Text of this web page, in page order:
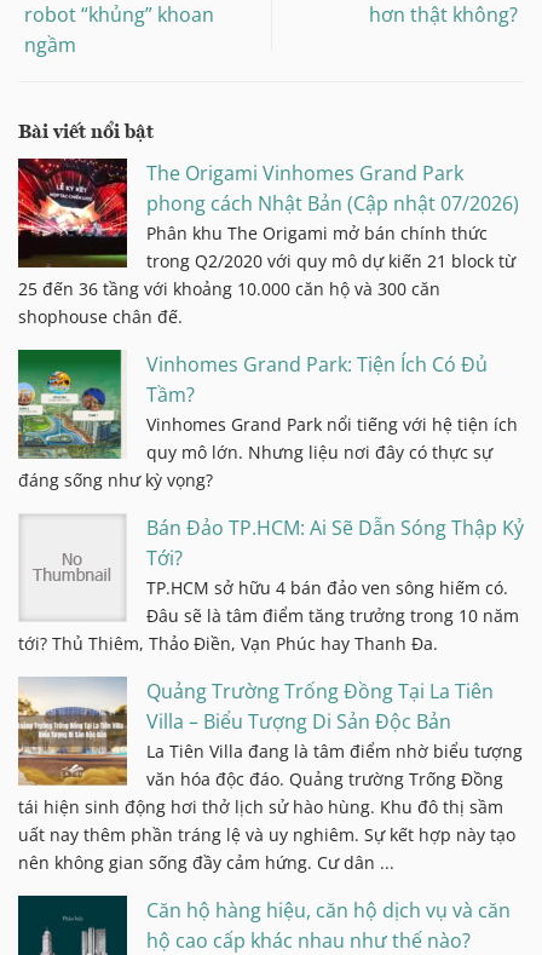
robot “khủng” khoan
ngầm
hơn thật không?
Bài viết nổi bật
The Origami Vinhomes Grand Park
phong cách Nhật Bản (Cập nhật 07/2026)
Phân khu The Origami mở bán chính thức
trong Q2/2020 với quy mô dự kiến 21 block từ
25 đến 36 tầng với khoảng 10.000 căn hộ và 300 căn
shophouse chân đế.
Vinhomes Grand Park: Tiện Ích Có Đủ
Tầm?
Vinhomes Grand Park nổi tiếng với hệ tiện ích
quy mô lớn. Nhưng liệu nơi đây có thực sự
đáng sống như kỳ vọng?
Bán Đảo TP.HCM: Ai Sẽ Dẫn Sóng Thập Kỷ
Tới?
TP.HCM sở hữu 4 bán đảo ven sông hiếm có.
Đâu sẽ là tâm điểm tăng trưởng trong 10 năm
tới? Thủ Thiêm, Thảo Điền, Vạn Phúc hay Thanh Đa.
Quảng Trường Trống Đồng Tại La Tiên
Villa – Biểu Tượng Di Sản Độc Bản
La Tiên Villa đang là tâm điểm nhờ biểu tượng
văn hóa độc đáo. Quảng trường Trống Đồng
tái hiện sinh động hơi thở lịch sử hào hùng. Khu đô thị sầm
uất nay thêm phần tráng lệ và uy nghiêm. Sự kết hợp này tạo
nên không gian sống đầy cảm hứng. Cư dân ...
Căn hộ hàng hiệu, căn hộ dịch vụ và căn
hộ cao cấp khác nhau như thế nào?